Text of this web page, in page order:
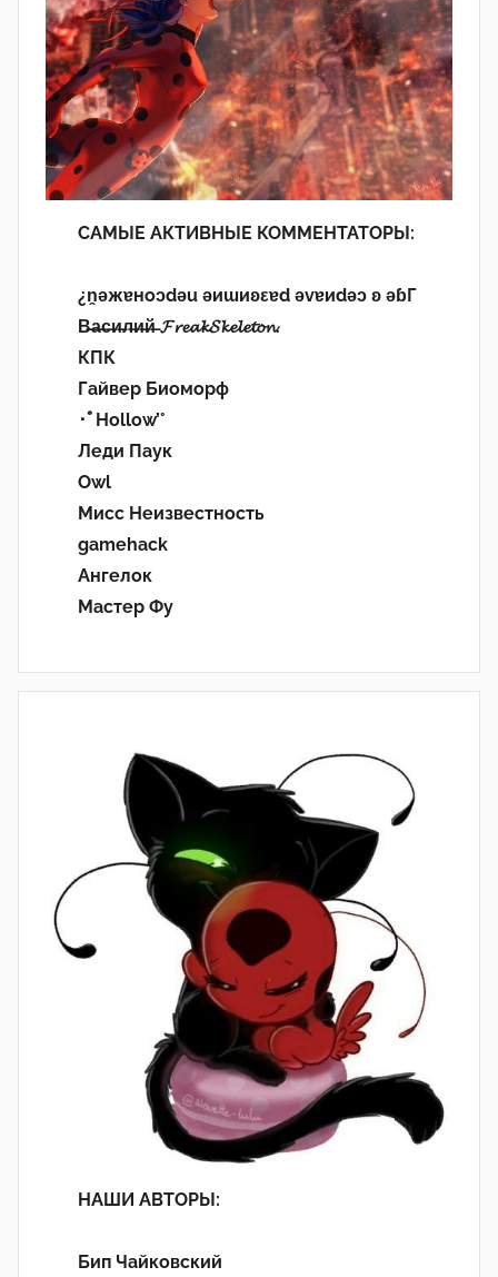
САМЫЕ АКТИВНЫЕ КОММЕНТАТОРЫ:
¿n̯ǝжɐноɔdǝu ǝиɯиʚεɐd ǝvɐиdǝɔ ʚ ǝɓГ
В̶а̶с̶и̶л̶и̶й̶ 𝓕𝓻𝓮𝓪𝓴𝓢𝓴𝓮𝓵𝓮𝓽𝓸𝓷.
КПК
Гайвер Биоморф
･ﾟHollow’°
Леди Паук
Owl
Мисс Неизвестность
gamehack
Ангелок
Мастер Фу
НАШИ АВТОРЫ:
Бип Чайковский